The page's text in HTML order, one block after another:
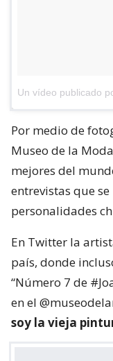
Por medio de
Museo de la
mejores del
entrevistas que
personalidades
En Twitter la
país, donde
“Número 7 de
en el
soy la vieja